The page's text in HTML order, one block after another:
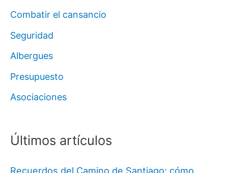
Combatir el cansancio
Seguridad
Albergues
Presupuesto
Asociaciones
Últimos artículos
Recuerdos del Camino de Santiago: cómo